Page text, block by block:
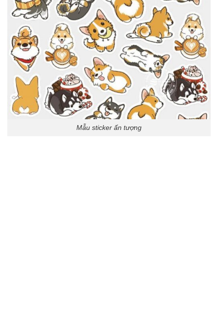
Mẫu sticker ấn tượng